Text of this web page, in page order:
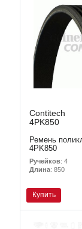
Contitech
4PK850
Ремень
4PK850
Ручейков: 4
Длина: 850
Купить